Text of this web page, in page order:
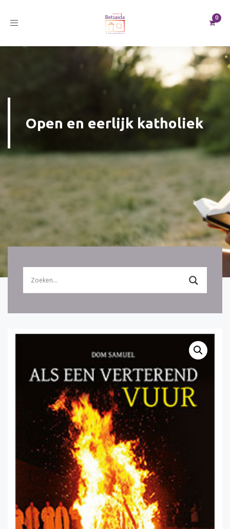
Toggle
Open en eerlijk katholiek